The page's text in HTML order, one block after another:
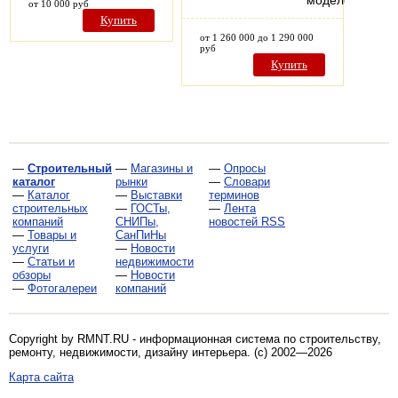
от 10 000 руб
Купить
от 1 260 000 до 1 290 000
руб
Купить
— Строительный
каталог
— Каталог
строительных
компаний
— Товары и
услуги
— Статьи и
обзоры
— Фотогалереи
— Магазины и
рынки
— Выставки
— ГОСТы,
СНИПы,
СанПиНы
— Новости
недвижимости
— Новости
компаний
— Опросы
— Словари
терминов
— Лента
новостей RSS
Copyright by RMNT.RU - информационная система по строительству,
ремонту, недвижимости, дизайну интерьера. (c) 2002—2026
Карта сайта